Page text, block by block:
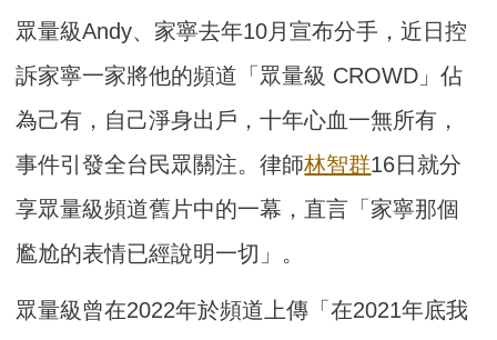
眾量級Andy、家寧去年10月宣布分手，近日控
訴家寧一家將他的頻道「眾量級 CROWD」佔
為己有，自己淨身出戶，十年心血一無所有，
事件引發全台民眾關注。律師林智群16日就分
享眾量級頻道舊片中的一幕，直言「家寧那個
尷尬的表情已經說明一切」。
眾量級曾在2022年於頻道上傳「在2021年底我